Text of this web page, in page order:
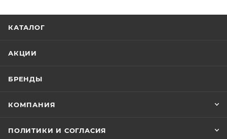
КАТАЛОГ
АКЦИИ
БРЕНДЫ
КОМПАНИЯ
ПОЛИТИКИ И СОГЛАСИЯ